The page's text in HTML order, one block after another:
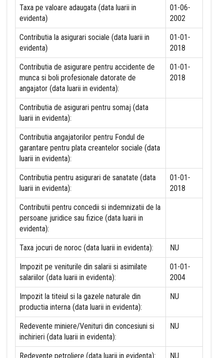
Taxa pe valoare adaugata (data luarii in
evidenta)
01-06-
2002
Contributia la asigurari sociale (data luarii in
evidenta)
01-01-
2018
Contributia de asigurare pentru accidente de
munca si boli profesionale datorate de
angajator (data luarii in evidenta):
01-01-
2018
Contributia de asigurari pentru somaj (data
luarii in evidenta):
Contributia angajatorilor pentru Fondul de
garantare pentru plata creantelor sociale (data
luarii in evidenta):
Contributia pentru asigurari de sanatate (data
luarii in evidenta):
01-01-
2018
Contributii pentru concedii si indemnizatii de la
persoane juridice sau fizice (data luarii in
evidenta):
Taxa jocuri de noroc (data luarii in evidenta): NU
Impozit pe veniturile din salarii si asimilate
salariilor (data luarii in evidenta):
01-01-
2004
Impozit la titeiul si la gazele naturale din
productia interna (data luarii in evidenta):
NU
Redevente miniere/Venituri din concesiuni si
inchirieri (data luarii in evidenta):
NU
Redevente petroliere (data luarii in evidenta): NU